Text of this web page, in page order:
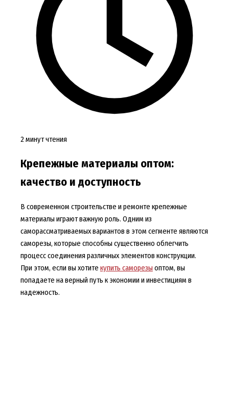
2 минут чтения
Крепежные материалы оптом:
качество и доступность
В современном строительстве и ремонте крепежные
материалы играют важную роль. Одним из
саморассматриваемых вариантов в этом сегменте являются
саморезы, которые способны существенно облегчить
процесс соединения различных элементов конструкции.
При этом, если вы хотите купить саморезы оптом, вы
попадаете на верный путь к экономии и инвестициям в
надежность.